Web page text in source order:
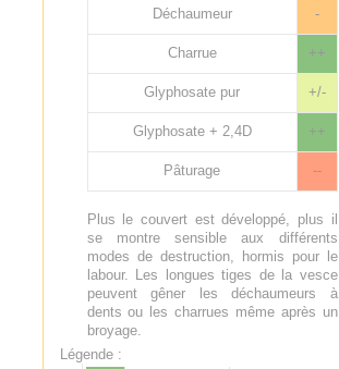
Déchaumeur -
Charrue ++
Glyphosate pur +/-
Glyphosate + 2,4D ++
Pâturage --
Plus le couvert est développé, plus il
se montre sensible aux différents
modes de destruction, hormis pour le
labour. Les longues tiges de la vesce
peuvent gêner les déchaumeurs à
dents ou les charrues même après un
broyage.
Légende :